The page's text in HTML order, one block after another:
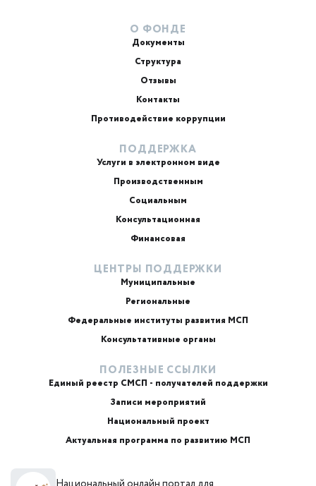
О ФОНДЕ
Документы
Структура
Отзывы
Контакты
Противодействие коррупции
ПОДДЕРЖКА
Услуги в электронном виде
Производственным
Социальным
Консультационная
Финансовая
ЦЕНТРЫ ПОДДЕРЖКИ
Муниципальные
Региональные
Федеральные институты развития МСП
Консультативные органы
ПОЛЕЗНЫЕ ССЫЛКИ
Единый реестр СМСП - получателей поддержки
Записи мероприятий
Национальный проект
Актуальная программа по развитию МСП
ИИ-консультант
Маркетплейсы и регуляторика
Email или телефон — на выбор